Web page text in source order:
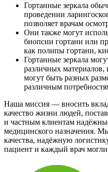
Гортанные зеркала
проведении
позволяет врачам
Они также могут
биопсии гортани или
как полипы гортани,
Гортанные зеркала
различных материалов,
могут быть разных
различным
Наша миссия — вносить
качество жизни людей,
и частным клиентам
медицинского назначения.
качества, надёжную
пациент и каждый врач